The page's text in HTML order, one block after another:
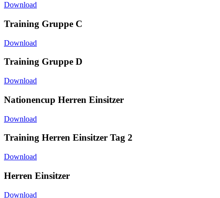
Download
Training Gruppe C
Download
Training Gruppe D
Download
Nationencup Herren Einsitzer
Download
Training Herren Einsitzer Tag 2
Download
Herren Einsitzer
Download